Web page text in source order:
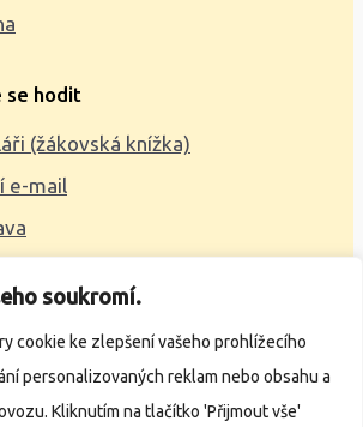
soukromí.
cookie ke zlepšení vašeho prohlížecího
personalizovaných reklam nebo obsahu a
Kliknutím na tlačítko 'Přijmout vše'
se hodit
(žákovská knížka)
e-mail
vytvořilWčil.cz
údajů